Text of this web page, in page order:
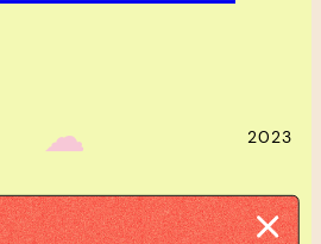
‎ ‎‎ ☁︎‎‎ 2023